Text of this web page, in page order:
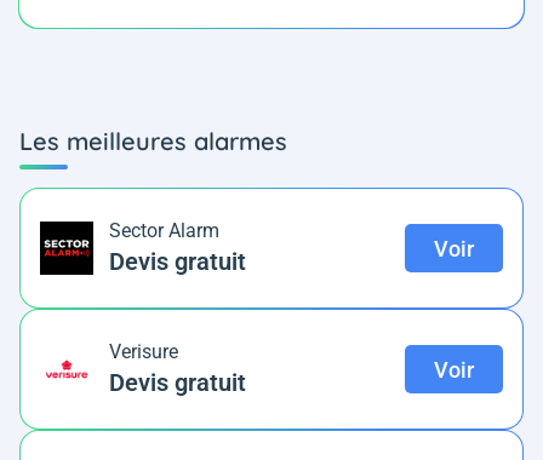
Les meilleures alarmes
Sector Alarm
Devis gratuit Voir
Verisure
Devis gratuit Voir